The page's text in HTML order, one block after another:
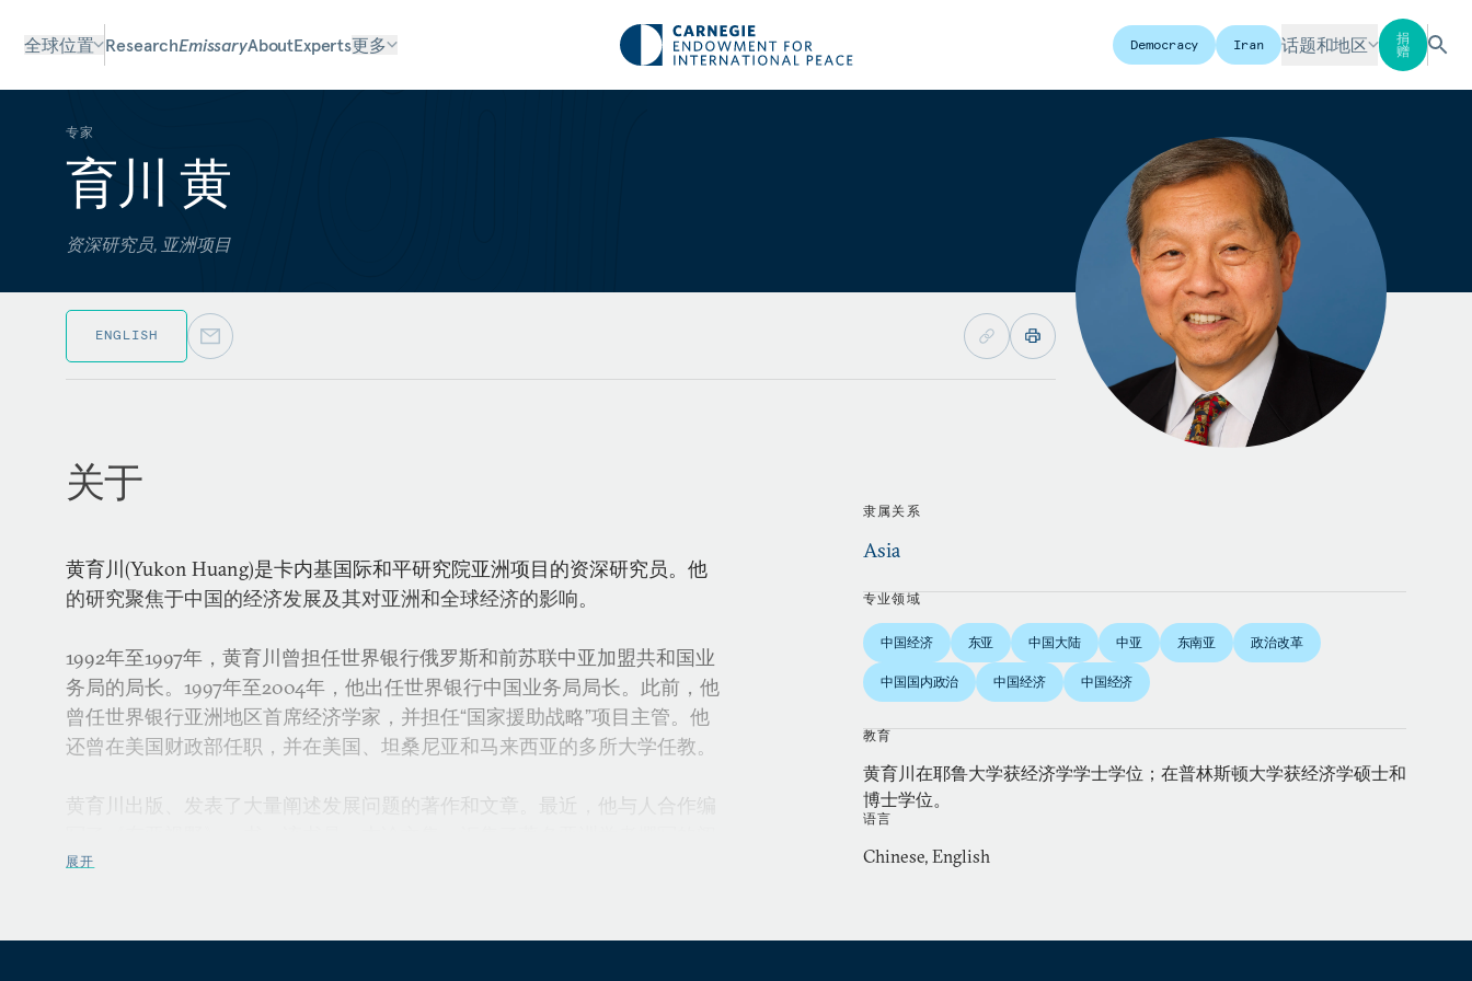
全球位置 ResearchEmissaryAboutExperts更多 Democracy Iran 话题和地区
捐
赠
专家
育川 黄
资深研究员, 亚洲项目
ENGLISH
关于
黄育川(Yukon Huang)是卡内基国际和平研究院亚洲项目的资深研究员。他
的研究聚焦于中国的经济发展及其对亚洲和全球经济的影响。
1992年至1997年，黄育川曾担任世界银行俄罗斯和前苏联中亚加盟共和国业
务局的局长。1997年至2004年，他出任世界银行中国业务局局长。此前，他
曾任世界银行亚洲地区首席经济学家，并担任“国家援助战略”项目主管。他
还曾在美国财政部任职，并在美国、坦桑尼亚和马来西亚的多所大学任教。
黄育川出版、发表了大量阐述发展问题的著作和文章。最近，他与人合作编
述亚洲地区前景的论文。此外，他刚刚完成的《重塑东亚经济地理》一书也
展开
隶属关系
Asia
专业领域
中国经济 东亚 中国大陆 中亚 东南亚 政治改革
中国国内政治 中国经济 中国经济
教育
黄育川在耶鲁大学获经济学学士学位；在普林斯顿大学获经济学硕士和
博士学位。
语言
Chinese, English